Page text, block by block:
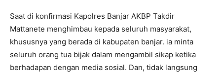
Saat di konfirmasi Kapolres Banjar AKBP Takdir
Mattanete menghimbau kepada seluruh masyarakat,
khususnya yang berada di kabupaten banjar. ia minta
seluruh orang tua bijak dalam mengambil sikap ketika
berhadapan dengan media sosial. Dan, tidak langsung